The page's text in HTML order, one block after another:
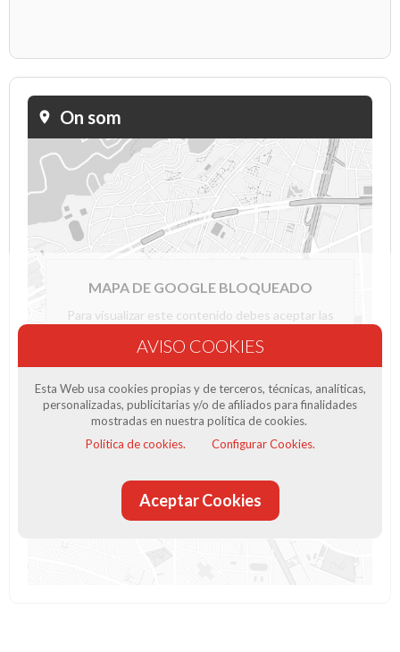
On som
MAPA DE GOOGLE BLOQUEADO
Para visualizar este contenido debes aceptar las
configurador de cookieso aceptar las cookies de
nuestra web.
Aceptar cookies
Esta Web usa cookies propias y de terceros, técnicas, analíticas,
personalizadas, publicitarias y/o de afiliados para finalidades
mostradas en nuestra política de cookies.
Política de cookies.
Configurar Cookies.
Aceptar Cookies